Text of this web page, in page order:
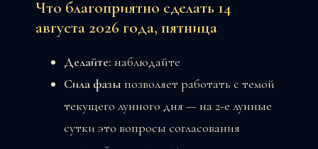
Что благоприятно сделать 14
августа 2026 года, пятница
Делайте: наблюдайте
Сила фазы позволяет работать с темой
текущего лунного дня — на 2-е лунные
сутки это вопросы согласования